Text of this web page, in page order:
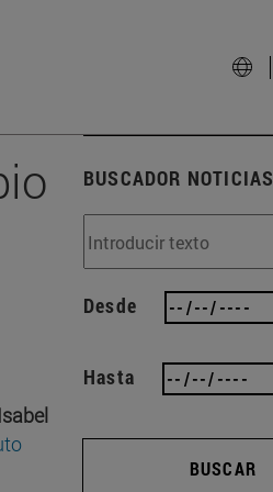
Isabel
BUSCADOR NOTICIAS
Desde
Hasta
BUSCAR